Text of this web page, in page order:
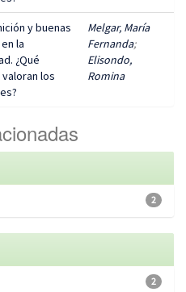
y buenas
la
¿Qué
los
Melgar, María
Fernanda;
Elisondo,
Romina
2
2